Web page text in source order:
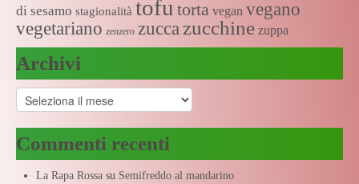
di sesamo stagionalità tofu torta vegan vegano
vegetariano zenzero zucca zucchine zuppa
Archivi
Archivi
Commenti recenti
La Rapa Rossa su Semifreddo al mandarino